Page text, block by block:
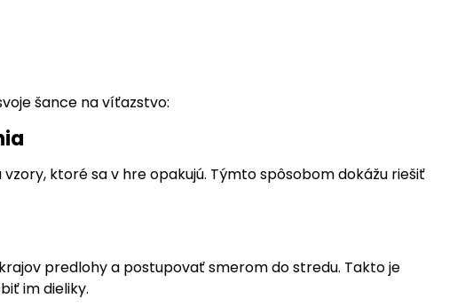
šance na víťazstvo:
ktoré sa v hre opakujú. Týmto spôsobom dokážu riešiť
predlohy a postupovať smerom do stredu. Takto je
im dieliky.